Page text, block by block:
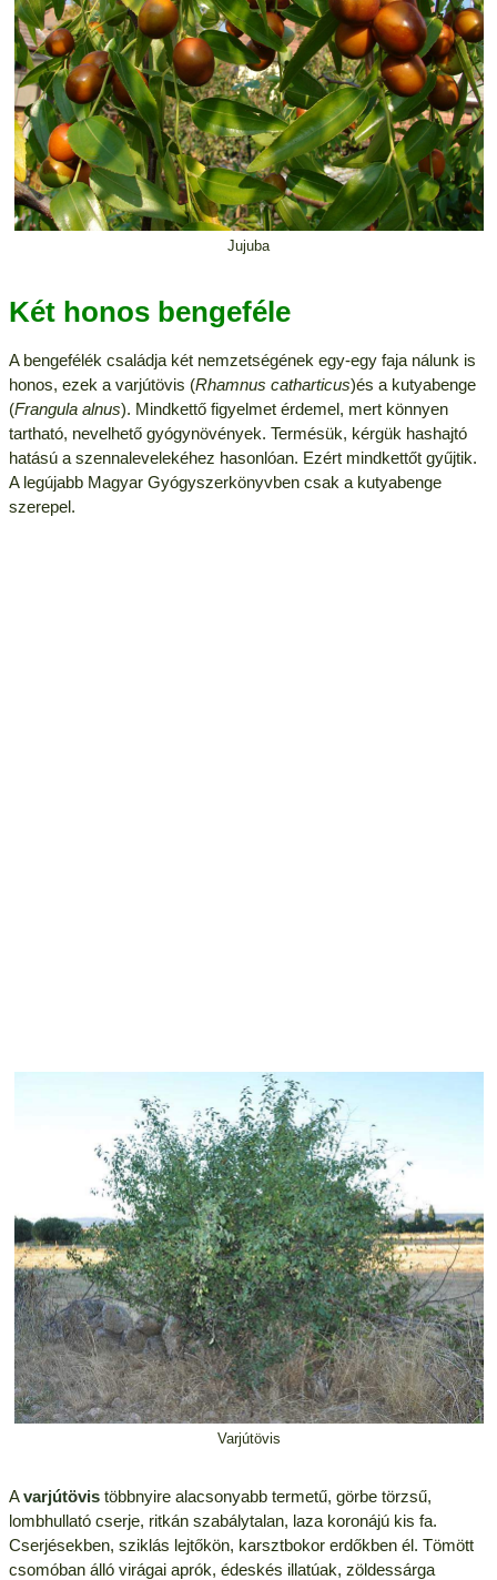
Jujuba
Két honos bengeféle
A bengefélék családja két nemzetségének egy-egy faja nálunk is
honos, ezek a varjútövis (Rhamnus catharticus)és a kutyabenge
(Frangula alnus). Mindkettő figyelmet érdemel, mert könnyen
tartható, nevelhető gyógynövények. Termésük, kérgük hashajtó
hatású a szennalevelekéhez hasonlóan. Ezért mindkettőt gyűjtik.
A legújabb Magyar Gyógyszerkönyvben csak a kutyabenge
szerepel.
Varjútövis
Avarjútövistöbbnyire alacsonyabb termetű, görbe törzsű,
lombhullató cserje, ritkán szabálytalan, laza koronájú kis fa.
Cserjésekben, sziklás lejtőkön, karsztbokor erdőkben él. Tömött
csomóban álló virágai aprók, édeskés illatúak, zöldessárga